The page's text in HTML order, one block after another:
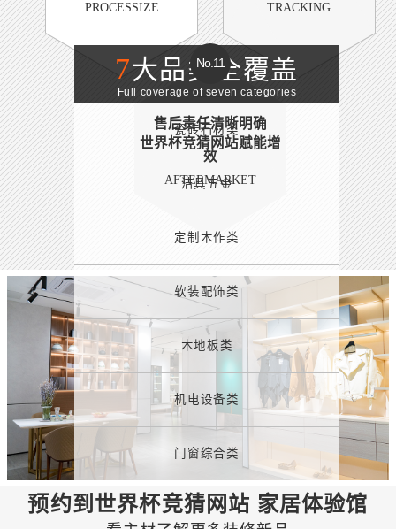
PROCESSIZE TRACKING
No.11
售后责任清晰明确
世界杯竞猜网站赋能增
效
AFTERMARKET
7大品类全覆盖
Full coverage of seven categories
瓷砖石材类
洁具五金
定制木作类
软装配饰类
木地板类
机电设备类
门窗综合类
预约到世界杯竞猜网站 家居体验馆